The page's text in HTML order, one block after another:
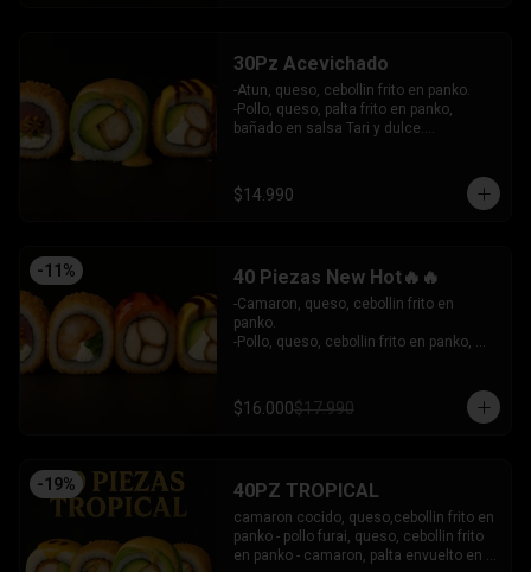
30Pz Acevichado
-Atun, queso, cebollin frito en panko.
-Pollo, queso, palta frito en panko,
bañado en salsa Tari y dulce.
INCLUYE: 3 SALSAS - 2 PALITOS
$14.990
-11 % 40 Piezas New Hot🔥🔥
-Camaron, queso, cebollin frito en
panko.
-Pollo, queso, cebollin frito en panko,
bañado en salsa tari y dulce.
-Atun, queso, cebollin frito en panko.
$16.000$17.990
-19% 40PZ TROPICAL
camaron cocido, queso,cebollin frito en
panko - pollo furai, queso, cebollin frito
en panko - camaron, palta envuelto en